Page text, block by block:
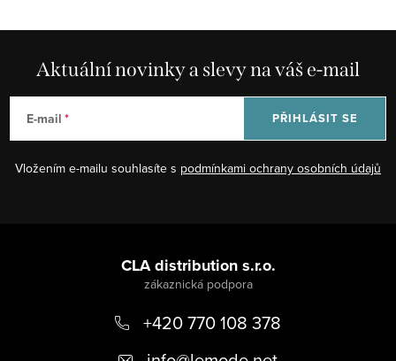
Aktuální novinky a slevy na váš e-mail
E-mail
Vložením e-mailu souhlasíte s podmínkami ochrany osobních údajů
PŘIHLÁSIT SE
CLA distribution s.r.o.
+420 770 108 378